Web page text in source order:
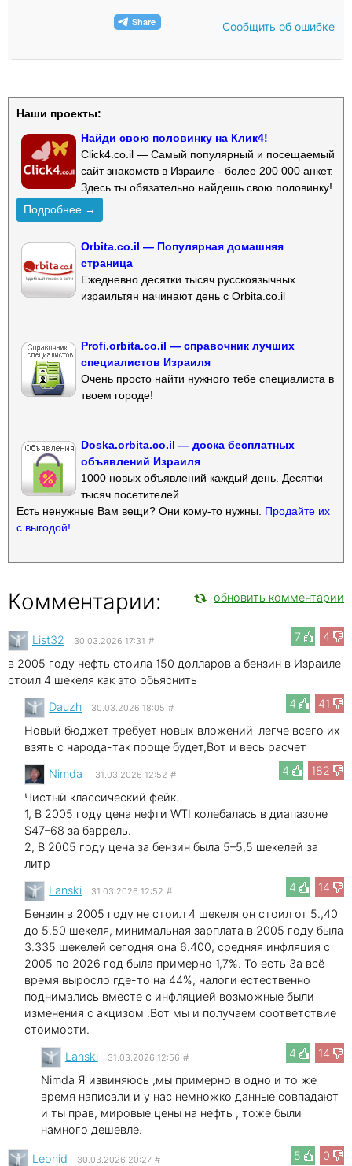
Сообщить об ошибке
Наши проекты:
Найди свою половинку на Клик4!
Click4.co.il — Самый популярный и посещаемый
сайт знакомств в Израиле - более 200 000 анкет.
Здесь ты обязательно найдешь свою половинку!
Подробнее →
Orbita.co.il — Популярная домашняя
страница
Ежедневно десятки тысяч русскоязычных
израильтян начинают день с Orbita.co.il
Profi.orbita.co.il — справочник лучших
специалистов Израиля
Очень просто найти нужного тебе специалиста в
твоем городе!
Doska.orbita.co.il — доска бесплатных
объявлений Израиля
1000 новых объявлений каждый день. Десятки
тысяч посетителей.
Есть ненужные Вам вещи? Они кому-то нужны. Продайте их
с выгодой!
Комментарии: обновить комментарии
7 4
List32 30.03.2026 17:31 #
в 2005 году нефть стоила 150 долларов а бензин в Израиле
стоил 4 шекеля как это обьяснить
4
41
Dauzh 30.03.2026 18:05 #
Новый бюджет требует новых вложений-легче всего их
взять с народа-так проще будет,Вот и весь расчет
4
182
Nimda 31.03.2026 12:52 #
Чистый классический фейк.
1, В 2005 году цена нефти WTI колебалась в диапазоне
$47–68 за баррель.
2, В 2005 году цена за бензин была 5–5,5 шекелей за
литр
4
14
Lanski 31.03.2026 12:52 #
Бензин в 2005 году не стоил 4 шекеля он стоил от 5.,40
до 5.50 шекеля, минимальная зарплата в 2005 году была
3.335 шекелей сегодня она 6.400, средняя инфляция с
2005 по 2026 год была примерно 1,7%. То есть За всё
время выросло где-то на 44%, налоги естественно
поднимались вместе с инфляцией возможные были
изменения с акцизом .Вот мы и получаем соответствие
стоимости.
4
14
Lanski 31.03.2026 12:56 #
Nimda Я извиняюсь ,мы примерно в одно и то же
время написали и у нас немножко данные совпадают
и ты прав, мировые цены на нефть , тоже были
намного дешевле.
5
0
Leonid 30.03.2026 20:27 #